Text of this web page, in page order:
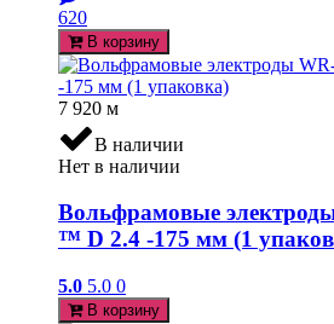
620
В корзину
7 920 м
В наличии
Нет в наличии
Вольфрамовые
™ D 2.4 -175 мм (1
5.0 5.0 0
В корзину